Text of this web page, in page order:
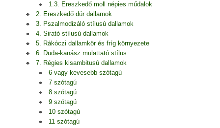
1.3. Ereszkedő moll népies műdalok
2. Ereszkedő dúr dallamok
3. Pszalmodizáló stílusú dallamok
4. Sirató stílusú dallamok
5. Rákóczi dallamkör és fríg környezete
6. Duda-kanász mulattató stílus
7. Régies kisambitusú dallamok
6 vagy kevesebb szótagú
7 szótagú
8 szótagú
9 szótagú
10 szótagú
11 szótagú